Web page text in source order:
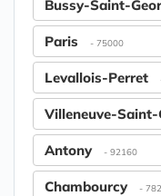
Bussy-Saint-
Paris - 75000
Levallois-Perret
Villeneuve-Saint-
Antony - 92160
Chambourcy -